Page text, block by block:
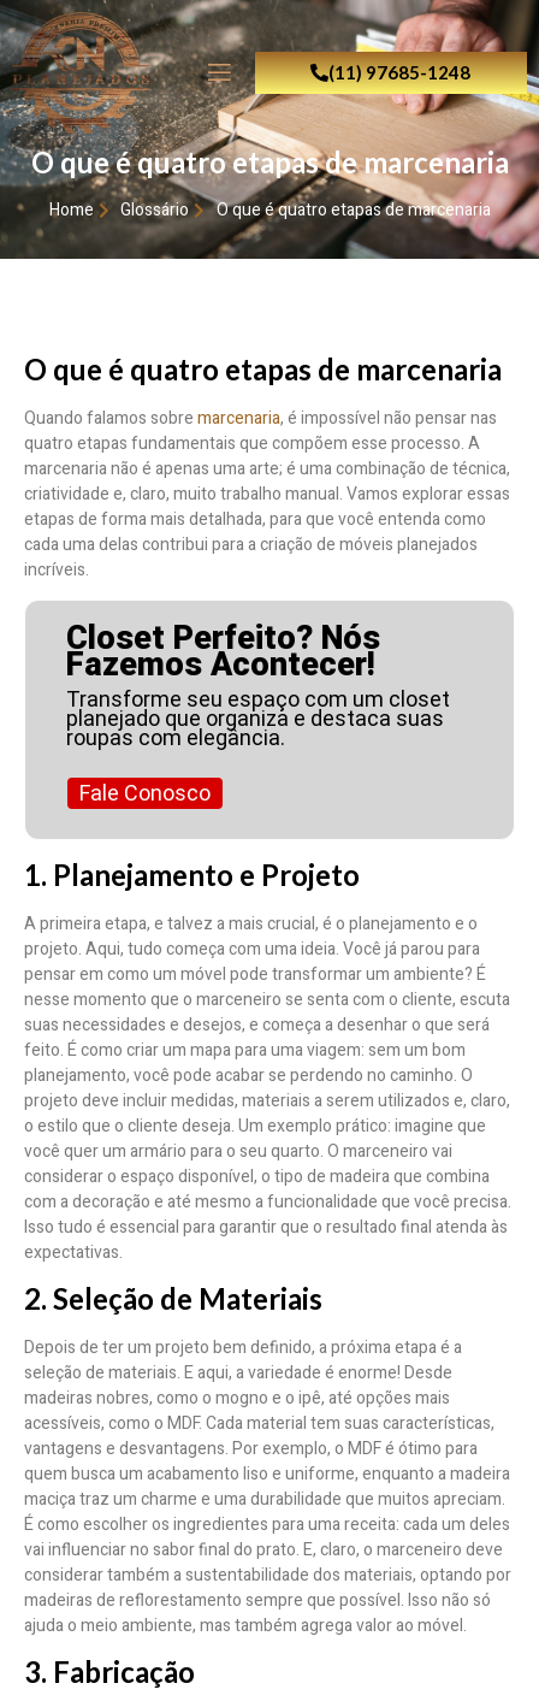
(11) 97685-1248
O que é quatro etapas de marcenaria
Home Glossário O que é quatro etapas de marcenaria
O que é quatro etapas de marcenaria
Quando falamos sobremarcenaria, é impossível não pensar nas
quatro etapas fundamentais que compõem esse processo. A
marcenaria não é apenas uma arte; é uma combinação de técnica,
criatividade e, claro, muito trabalho manual. Vamos explorar essas
etapas de forma mais detalhada, para que você entenda como
cada uma delas contribui para a criação de móveis planejados
incríveis.
Closet Perfeito? Nós
Fazemos Acontecer!
Transforme seu espaço com um closet
planejado que organiza e destaca suas
roupas com elegância.
Fale Conosco
1. Planejamento e Projeto
A primeira etapa, e talvez a mais crucial, é o planejamento e o
projeto. Aqui, tudo começa com uma ideia. Você já parou para
pensar em como um móvel pode transformar um ambiente? É
nesse momento que o marceneiro se senta com o cliente, escuta
suas necessidades e desejos, e começa a desenhar o que será
feito. É como criar um mapa para uma viagem: sem um bom
planejamento, você pode acabar se perdendo no caminho. O
projeto deve incluir medidas, materiais a serem utilizados e, claro,
o estilo que o cliente deseja. Um exemplo prático: imagine que
você quer um armário para o seu quarto. O marceneiro vai
considerar o espaço disponível, o tipo de madeira que combina
com a decoração e até mesmo a funcionalidade que você precisa.
Isso tudo é essencial para garantir que o resultado final atenda às
expectativas.
2. Seleção de Materiais
Depois de ter um projeto bem definido, a próxima etapa é a
seleção de materiais. E aqui, a variedade é enorme! Desde
madeiras nobres, como o mogno e o ipê, até opções mais
acessíveis, como o MDF. Cada material tem suas características,
vantagens e desvantagens. Por exemplo, o MDF é ótimo para
quem busca um acabamento liso e uniforme, enquanto a madeira
maciça traz um charme e uma durabilidade que muitos apreciam.
É como escolher os ingredientes para uma receita: cada um deles
vai influenciar no sabor final do prato. E, claro, o marceneiro deve
considerar também a sustentabilidade dos materiais, optando por
madeiras de reflorestamento sempre que possível. Isso não só
ajuda o meio ambiente, mas também agrega valor ao móvel.
3. Fabricação